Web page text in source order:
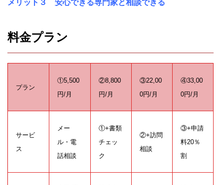
メリット３ 安心できる専門家と相談できる
料金プラン
プラン
①5,500
円/月
②8,800
円/月
③22,00
0円/月
④33,00
0円/月
サービ
ス
メー
ル・電
話相談
①+書類
チェッ
ク
②+訪問
相談
③+申請
料20％
割